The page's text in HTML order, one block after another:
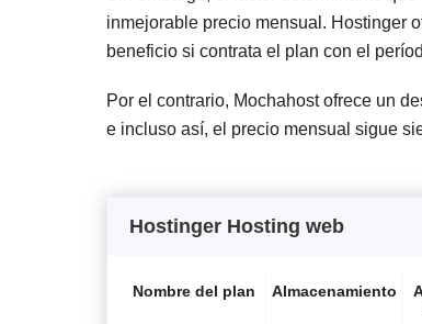
inmejorable precio mensual. Hostinger
beneficio si contrata el plan con el
Por el contrario, Mochahost ofrece un
e incluso así, el precio mensual sigue
Hostinger Hosting web
Nombre del plan Almacenamiento